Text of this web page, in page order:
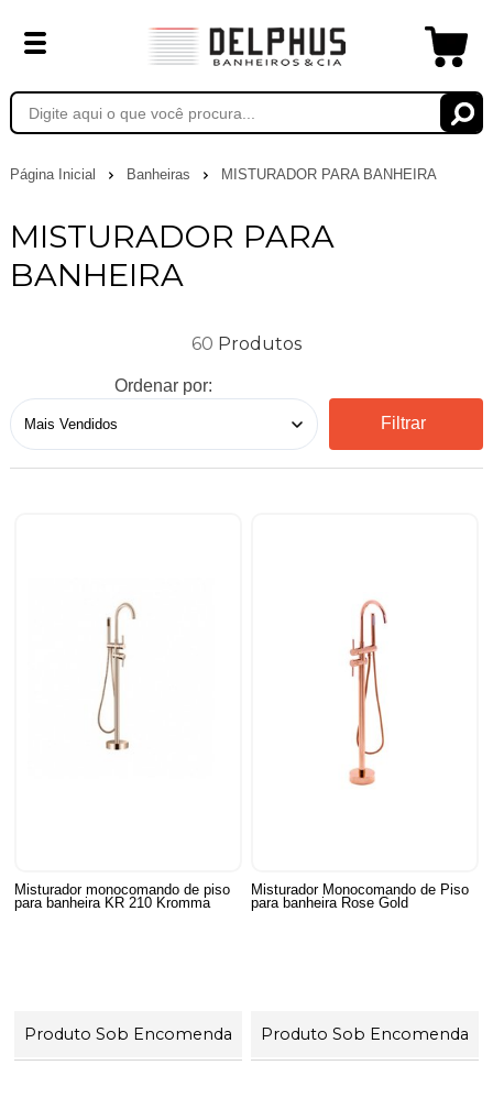
Página Inicial Banheiras MISTURADOR PARA BANHEIRA
MISTURADOR PARA
BANHEIRA
60
Ordenar por:
Filtrar
Misturador monocomando de piso
para banheira KR 210 Kromma
Produto Sob Encomenda
Misturador Monocomando de Piso
para banheira Rose Gold
Produto Sob Encomenda